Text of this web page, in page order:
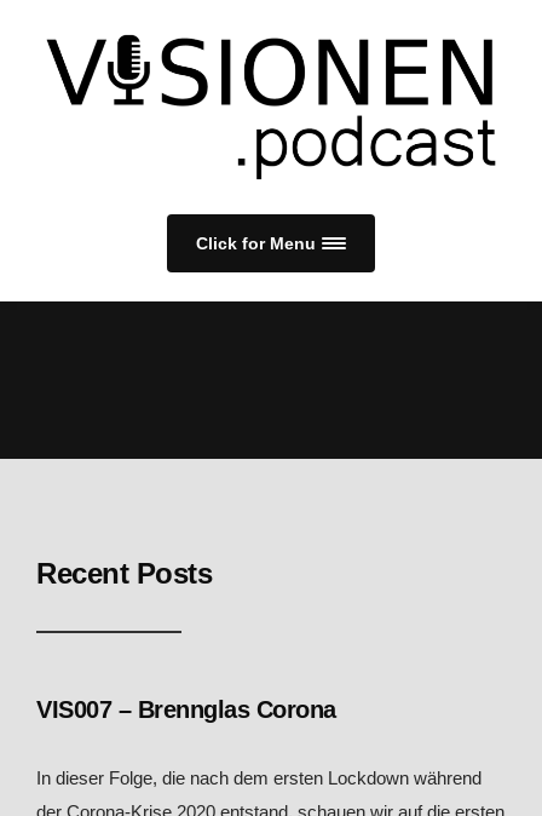
Click for Menu
Recent Posts
VIS007 – Brennglas Corona
In dieser Folge, die nach dem ersten Lockdown während